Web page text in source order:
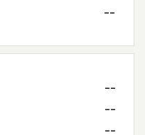
--
--
--
--